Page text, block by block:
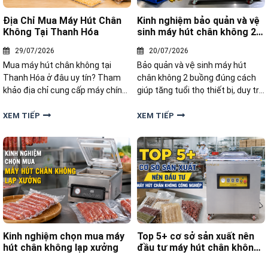
Địa Chỉ Mua Máy Hút Chân
Không Tại Thanh Hóa
29/07/2026
Mua máy hút chân không tại
Thanh Hóa ở đâu uy tín? Tham
khảo địa chỉ cung cấp máy chính
tận tâm, bảo hành và hỗ trợ kỹ
XEM TIẾP
Kinh nghiệm bảo quản và vệ
sinh máy hút chân không 2
20/07/2026
Bảo quản và vệ sinh máy hút
chân không 2 buồng đúng cách
giúp tăng tuổi thọ thiết bị, duy trì
lượng đóng gói sản phẩm.
XEM TIẾP
Kinh nghiệm chọn mua máy
hút chân không lạp xưởng
Top 5+ cơ sở sản xuất nên
đầu tư máy hút chân không